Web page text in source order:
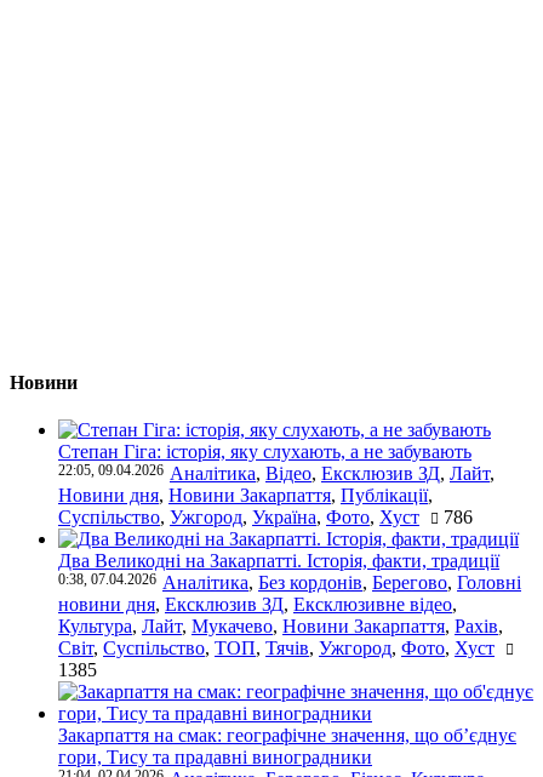
Новини
Степан Гіга: історія, яку слухають, а не забувають
22:05, 09.04.2026 Аналітика, Відео, Ексклюзив ЗД, Лайт,
Новини дня, Новини Закарпаття, Публікації,
Суспільство, Ужгород, Україна, Фото, Хуст 786
Два Великодні на Закарпатті. Історія, факти, традиції
0:38, 07.04.2026 Аналітика, Без кордонів, Берегово, Головні
новини дня, Ексклюзив ЗД, Ексклюзивне відео,
Культура, Лайт, Мукачево, Новини Закарпаття, Рахів,
Світ, Суспільство, ТОП, Тячів, Ужгород, Фото, Хуст
1385
Закарпаття на смак: географічне значення, що об’єднує
гори, Тису та прадавні виноградники